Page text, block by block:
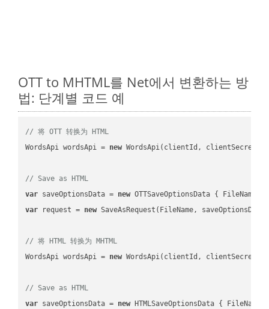
OTT to MHTML를 Net에서 변환하는 방
법: 단계별 코드 예
// 将 OTT 转换为 HTML
WordsApi wordsApi = new WordsApi(clientId, clientSecret);
// Save as HTML
var saveOptionsData = new OTTSaveOptionsData { FileName =
var request = new SaveAsRequest(FileName,
// 将 HTML 转换为 MHTML
WordsApi wordsApi = new WordsApi(clientId, clientSecret);
// Save as HTML
var saveOptionsData = new HTMLSaveOptionsData { FileName